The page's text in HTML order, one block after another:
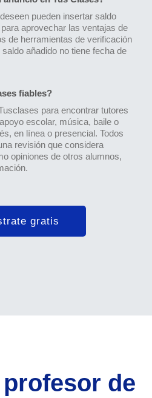
pueden insertar saldo
aprovechar las ventajas de
de herramientas de verificación
añadido no tiene fecha de
fiables?
para encontrar tutores
escolar, música, baile o
en línea o presencial. Todos
revisión que considera
opiniones de otros alumnos,
gratis
de